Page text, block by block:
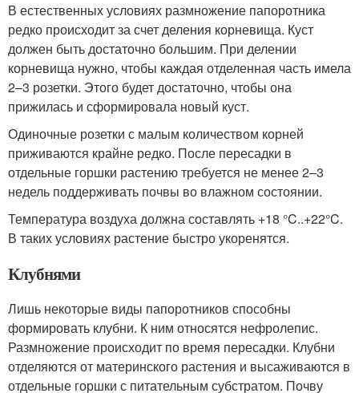
В естественных условиях размножение папоротника
редко происходит за счет деления корневища. Куст
должен быть достаточно большим. При делении
корневища нужно, чтобы каждая отделенная часть имела
2–3 розетки. Этого будет достаточно, чтобы она
прижилась и сформировала новый куст.
Одиночные розетки с малым количеством корней
приживаются крайне редко. После пересадки в
отдельные горшки растению требуется не менее 2–3
недель поддерживать почвы во влажном состоянии.
Температура воздуха должна составлять +18 °C..+22°C.
В таких условиях растение быстро укоренятся.
Клубнями
Лишь некоторые виды папоротников способны
формировать клубни. К ним относятся нефролепис.
Размножение происходит по время пересадки. Клубни
отделяются от материнского растения и высаживаются в
отдельные горшки с питательным субстратом. Почву